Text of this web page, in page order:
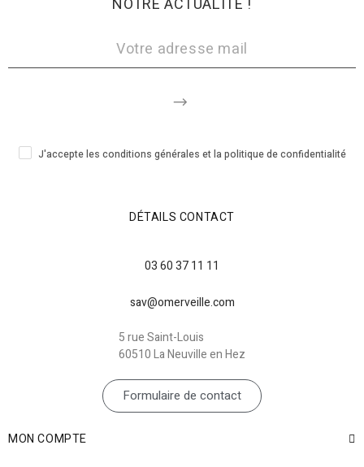
NOTRE ACTUALITÉ !
J'accepte les conditions générales et la politique de confidentialité
DÉTAILS CONTACT
03 60 37 11 11
sav@omerveille.com
5 rue Saint-Louis
60510 La Neuville en Hez
Formulaire de contact
MON COMPTE